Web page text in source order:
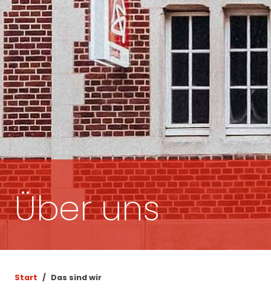
Über uns
Start Das sind wir